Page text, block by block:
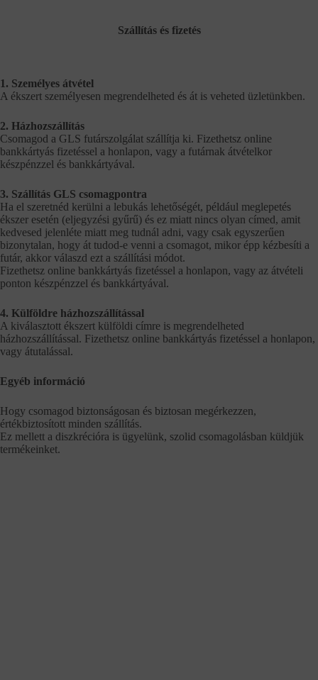
Szállítás és fizetés
1. Személyes átvétel
A ékszert személyesen megrendelheted és át is veheted üzletünkben.
2. Házhozszállítás
Csomagod a GLS futárszolgálat szállítja ki. Fizethetsz online
bankkártyás fizetéssel a honlapon, vagy a futárnak átvételkor
készpénzzel és bankkártyával.
3. Szállítás GLS csomagpontra
Ha el szeretnéd kerülni a lebukás lehetőségét, például meglepetés
ékszer esetén (eljegyzési gyűrű) és ez miatt nincs olyan címed, amit
kedvesed jelenléte miatt meg tudnál adni, vagy csak egyszerűen
bizonytalan, hogy át tudod-e venni a csomagot, mikor épp kézbesíti a
futár, akkor válaszd ezt a szállítási módot.
Fizethetsz online bankkártyás fizetéssel a honlapon, vagy az átvételi
ponton készpénzzel és bankkártyával.
4. Külföldre házhozszállítással
A kiválasztott ékszert külföldi címre is megrendelheted
házhozszállítással. Fizethetsz online bankkártyás fizetéssel a honlapon,
vagy átutalással.
Egyéb információ
Hogy csomagod biztonságosan és biztosan megérkezzen,
értékbiztosított minden szállítás.
Ez mellett a diszkrécióra is ügyelünk, szolid csomagolásban küldjük
termékeinket.